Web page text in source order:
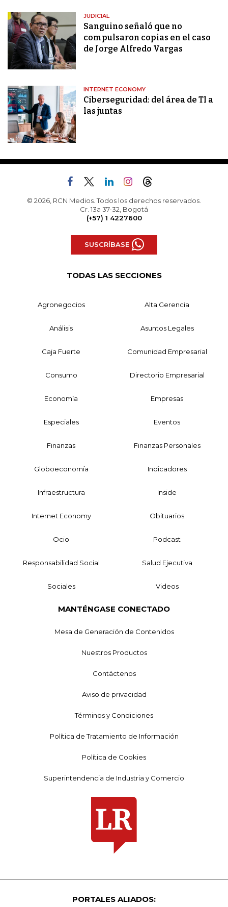
JUDICIAL
Sanguino señaló que no
compulsaron copias en el caso
de Jorge Alfredo Vargas
INTERNET ECONOMY
Ciberseguridad: del área de TI a
las juntas
© 2026, RCN Medios. Todos los derechos reservados.
Cr. 13a 37-32, Bogotá
(+57) 1 4227600
SUSCRÍBASE
TODAS LAS SECCIONES
Agronegocios Alta Gerencia
Análisis Asuntos Legales
Caja Fuerte Comunidad Empresarial
Consumo Directorio Empresarial
Economía Empresas
Especiales Eventos
Finanzas Finanzas Personales
Globoeconomía Indicadores
Infraestructura Inside
Internet Economy Obituarios
Ocio Podcast
Responsabilidad Social Salud Ejecutiva
Sociales Videos
MANTÉNGASE CONECTADO
Mesa de Generación de Contenidos
Nuestros Productos
Contáctenos
Aviso de privacidad
Términos y Condiciones
Política de Tratamiento de Información
Política de Cookies
Superintendencia de Industria y Comercio
PORTALES ALIADOS: